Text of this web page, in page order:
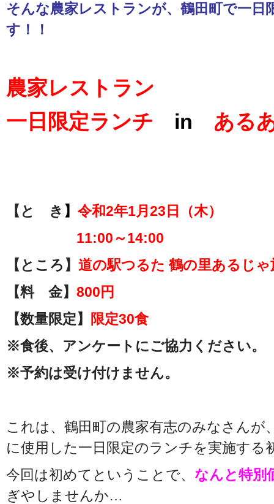
そんな農家レストランが、鶴田町で一日
す！！
農家レストラン
一日限定ランチ in ある
【と き 】 令和2年1月23日（木）
11:00～14:00
【ところ】 道の駅つるた 鶴の里あるじ
【料 金】 800円
【数量限定】
限定30食
※食後、アンケートにご協力ください。
※予約は受け付けません。
これは、鶴田町の農家有志のみなさんが
に使用した一日限定のランチを実施する
今回は初めてということで、 なんと特別
ぎやしませんか…